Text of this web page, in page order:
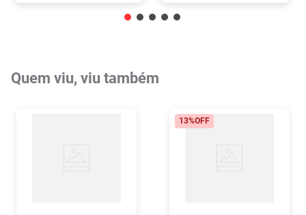
Quem viu, viu também
13%OFF